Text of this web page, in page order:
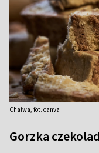
Chałwa, fot. canva
Gorzka